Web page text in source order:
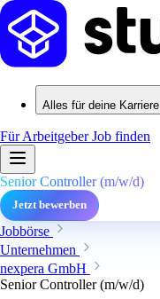
Alles für deine Karriere
Für ArbeitgeberJob finden
Senior Controller (m/w/d)
Jetzt bewerben
Jobbörse
Unternehmen
nexpera GmbH
Senior Controller (m/w/d)